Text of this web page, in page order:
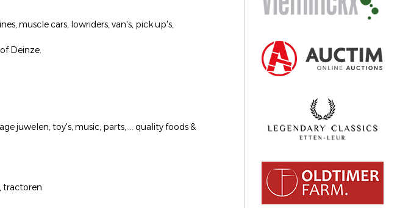
muscle cars, lowriders, van's, pick up's,
Deinze.
juwelen, toy's, music, parts, ... quality foods &
tractoren